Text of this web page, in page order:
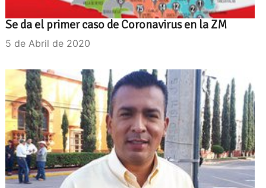
Se da el primer caso de Coronavirus en la ZM
5 de Abril de 2020